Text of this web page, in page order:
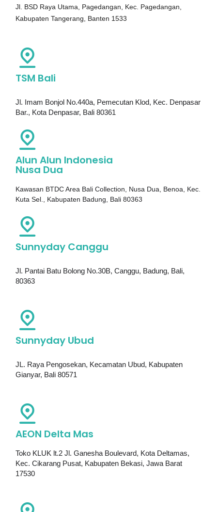
Jl. BSD Raya Utama, Pagedangan, Kec. Pagedangan,
Kabupaten Tangerang, Banten 1533
TSM Bali
Jl. Imam Bonjol No.440a, Pemecutan Klod, Kec. Denpasar
Bar., Kota Denpasar, Bali 80361
Alun Alun Indonesia
Nusa Dua
Kawasan BTDC Area Bali Collection, Nusa Dua, Benoa, Kec.
Kuta Sel., Kabupaten Badung, Bali 80363
Sunnyday Canggu
Jl. Pantai Batu Bolong No.30B, Canggu, Badung, Bali,
80363
Sunnyday Ubud
JL. Raya Pengosekan, Kecamatan Ubud, Kabupaten
Gianyar, Bali 80571
AEON Delta Mas
Toko KLUK lt.2 Jl. Ganesha Boulevard, Kota Deltamas,
Kec. Cikarang Pusat, Kabupaten Bekasi, Jawa Barat
17530